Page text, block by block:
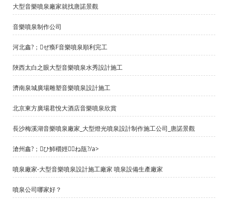
大型音樂噴泉廠家就找唐諾景觀
音樂噴泉制作公司
河北鑫?；ぜ瘓F音樂噴泉順利完工
陜西太白之眼大型音樂噴泉水秀設計施工
濟南泉城廣場雕塑音樂噴泉設計施工
北京東方廣場君悅大酒店音樂噴泉欣賞
長沙梅溪湖音樂噴泉廠家_大型燈光噴泉設計制作施工公司_唐諾景觀
滄州鑫?；ひ魳穱娙┕ね瓿?/a>
噴泉廠家-大型音樂噴泉設計施工廠家 噴泉設備生產廠家
噴泉公司哪家好？